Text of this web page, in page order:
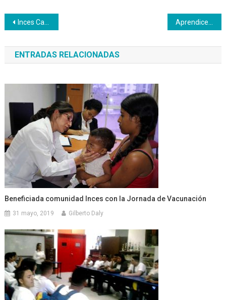
Navegación
de
entradas
Inces Carabobo construye la malla curricular de Lencería Clínica y Kit Quirúrgico
ENTRADAS RELACIONADAS
Beneficiada comunidad Inces con la Jornada de Vacunación
31 mayo, 2019 Gilberto Daly